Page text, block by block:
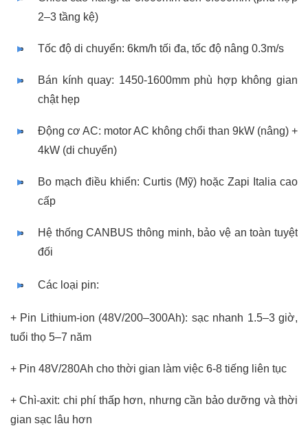
2–3 tầng kệ)
Tốc độ di chuyển: 6km/h tối đa, tốc độ nâng 0.3m/s
Bán kính quay: 1450-1600mm phù hợp không gian
chật hẹp
Động cơ AC: motor AC không chổi than 9kW (nâng) +
4kW (di chuyển)
Bo mạch điều khiển: Curtis (Mỹ) hoặc Zapi Italia cao
cấp
Hệ thống CANBUS thông minh, bảo vệ an toàn tuyệt
đối
Các loại pin:
+ Pin Lithium-ion (48V/200–300Ah): sạc nhanh 1.5–3 giờ,
tuổi thọ 5–7 năm
+ Pin 48V/280Ah cho thời gian làm việc 6-8 tiếng liên tục
+ Chì-axit: chi phí thấp hơn, nhưng cần bảo dưỡng và thời
gian sạc lâu hơn